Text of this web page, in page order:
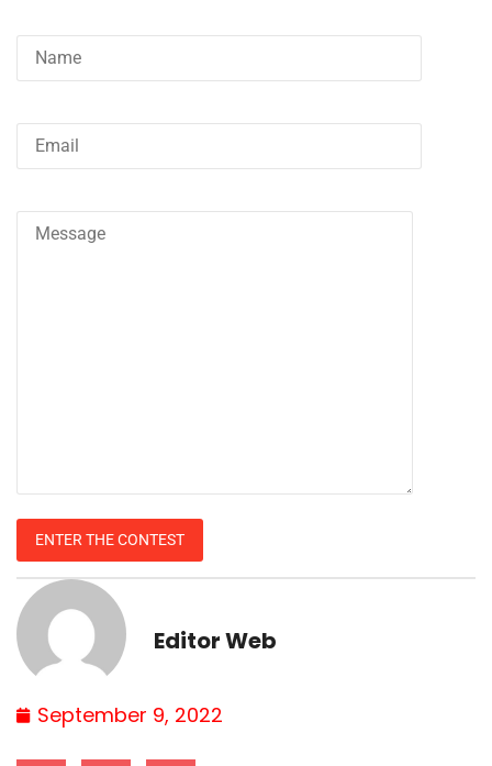
Editor Web
September 9, 2022